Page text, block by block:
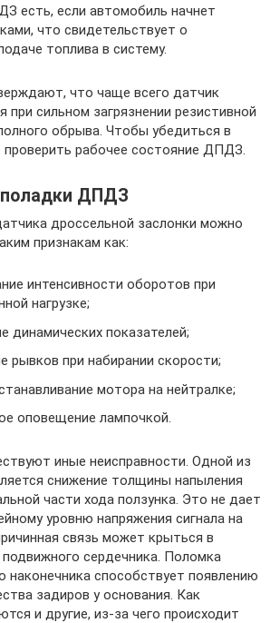
есть, если автомобиль начнет
что свидетельствует о
топлива в систему.
что чаще всего датчик
при сильном загрязнении резистивной
обрыва. Чтобы убедиться в
рабочее состояние ДПДЗ.
ДПДЗ
дроссельной заслонки можно
признакам как:
интенсивности оборотов при
нагрузке;
динамических показателей;
рывков при набирании скорости;
мотора на нейтралке;
оповещение лампочкой.
иные неисправности. Одной из
снижение толщины напыления
части хода ползунка. Это не дает
уровню напряжения сигнала на
связь может крыться в
сердечника. Поломка
наконечника способствует появлению
задиров у основания. Как
и другие, из-за чего происходит